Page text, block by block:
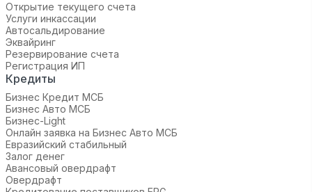
Открытие текущего счета
Услуги инкассации
Автосальдирование
Эквайринг
Резервирование счета
Регистрация ИП
Кредиты
Бизнес Кредит МСБ
Бизнес Авто МСБ
Бизнес-Light
Онлайн заявка на Бизнес Авто МСБ
Евразийский стабильный
Залог денег
Авансовый овердрафт
Овердрафт